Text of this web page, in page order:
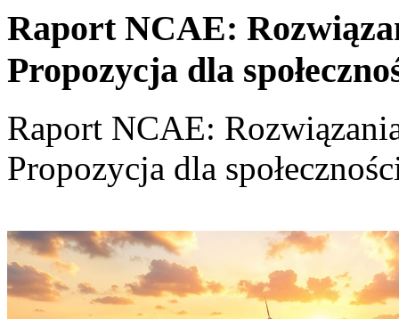
Raport NCAE:
Propozycja dla
Raport NCAE:
Propozycja dla